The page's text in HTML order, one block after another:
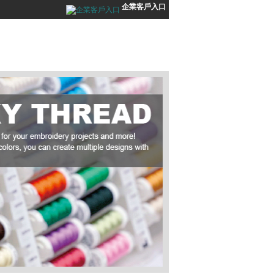
企業客戶入口